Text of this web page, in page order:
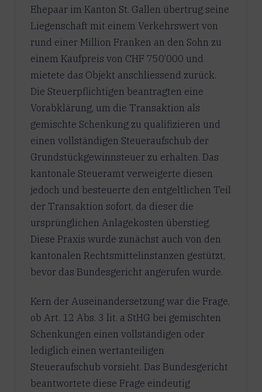
Ehepaar im Kanton St. Gallen übertrug seine
Liegenschaft mit einem Verkehrswert von
rund einer Million Franken an den Sohn zu
einem Kaufpreis von CHF 750’000 und
mietete das Objekt anschliessend zurück.
Die Steuerpflichtigen beantragten eine
Vorabklärung, um die Transaktion als
gemischte Schenkung zu qualifizieren und
einen vollständigen Steueraufschub der
Grundstückgewinnsteuer zu erhalten. Das
kantonale Steueramt verweigerte diesen
jedoch und besteuerte den entgeltlichen Teil
der Transaktion sofort, da dieser die
ursprünglichen Anlagekosten überstieg.
Diese Praxis wurde zunächst auch von den
kantonalen Rechtsmittelinstanzen gestützt,
bevor das Bundesgericht angerufen wurde.
Kern der Auseinandersetzung war die Frage,
ob Art. 12 Abs. 3 lit. a StHG bei gemischten
Schenkungen einen vollständigen oder
lediglich einen wertanteiligen
Steueraufschub vorsieht. Das Bundesgericht
beantwortete diese Frage eindeutig